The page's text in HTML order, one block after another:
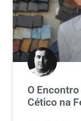
O
Cético na